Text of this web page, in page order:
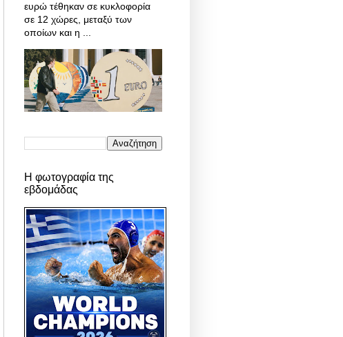
ευρώ τέθηκαν σε κυκλοφορία
σε 12 χώρες, μεταξύ των
οποίων και η ...
Η φωτογραφία της
εβδομάδας